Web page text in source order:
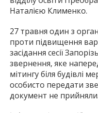
Наталією Клименко.
27 травня один з
проти підвищення
засідання сесії
звернення, яке
мітингу біля будівлі
особисто передати
документ не прийняли.